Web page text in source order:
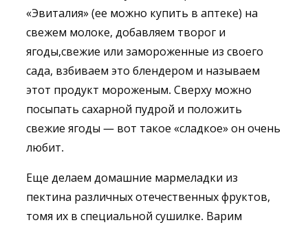
«Эвиталия» (ее можно купить в аптеке) на
свежем молоке, добавляем творог и
ягоды,свежие или замороженные из своего
сада, взбиваем это блендером и называем
этот продукт мороженым. Сверху можно
посыпать сахарной пудрой и положить
свежие ягоды — вот такое «сладкое» он очень
любит.
Еще делаем домашние мармеладки из
пектина различных отечественных фруктов,
томя их в специальной сушилке. Варим